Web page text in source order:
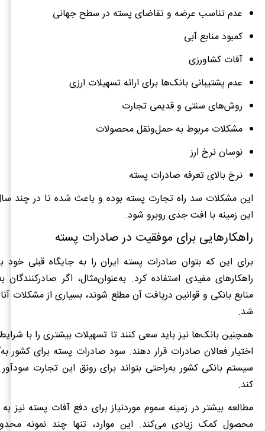
عدم تناسب عرضه و تقاضای پسته در سطح جهانی
کمبود منابع آبی
آفات کشاورزی
عدم پشتیبانی بانک‌ها برای ارائه تسهیلات ارزی
روش‌های سنتی و قدیمی تجارت
مشکلات مربوط به حمل‌ونقل محصولات
نوسان نرخ ارز
نرخ بالای تعرفه صادرات پسته
این مشکلات سد راه تجارت پسته بوده و باعث شده تا در چند سال
این زمینه با افت جدی روبرو شود.
راهکارهایی برای موفقیت در صادرات پسته
برای این که بتوان صادرات پسته ایران را به جایگاه قبلی خود
راهکارهای مفیدی استفاده کرد. به‌عنوان‌مثال، اگر صادرکنندگان
منابع بانکی و قوانین دریافت آن مطلع شوند، بسیاری از مشکلات
شد.
همچنین بانک‌ها نیز باید سعی کنند تا تسهیلات بیشتری را با
اختیار فعالان صادرات قرار دهند. سود صادرات پسته برای کشور
سیستم بانکی کشور به‌راحتی بتواند برای رونق این تجارت
کند.
مطالعه بیشتر در زمینه سموم موردنیاز برای دفع آفات پسته
محصول کمک زیادی می‌کند. این موارد، تنها چند نمونه